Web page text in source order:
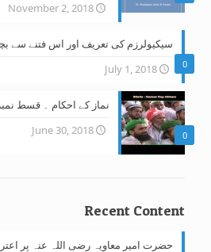
November 2, 2018
0
سیکیولرزم کی تعریف اور اس فتنے سے
July 1, 2018
0
نماز کے احکام ۔ قسط نمبر ۴
June 30, 2018
Recent Content
حضرت امیر معاویہ رضی اللہ عنہ پر